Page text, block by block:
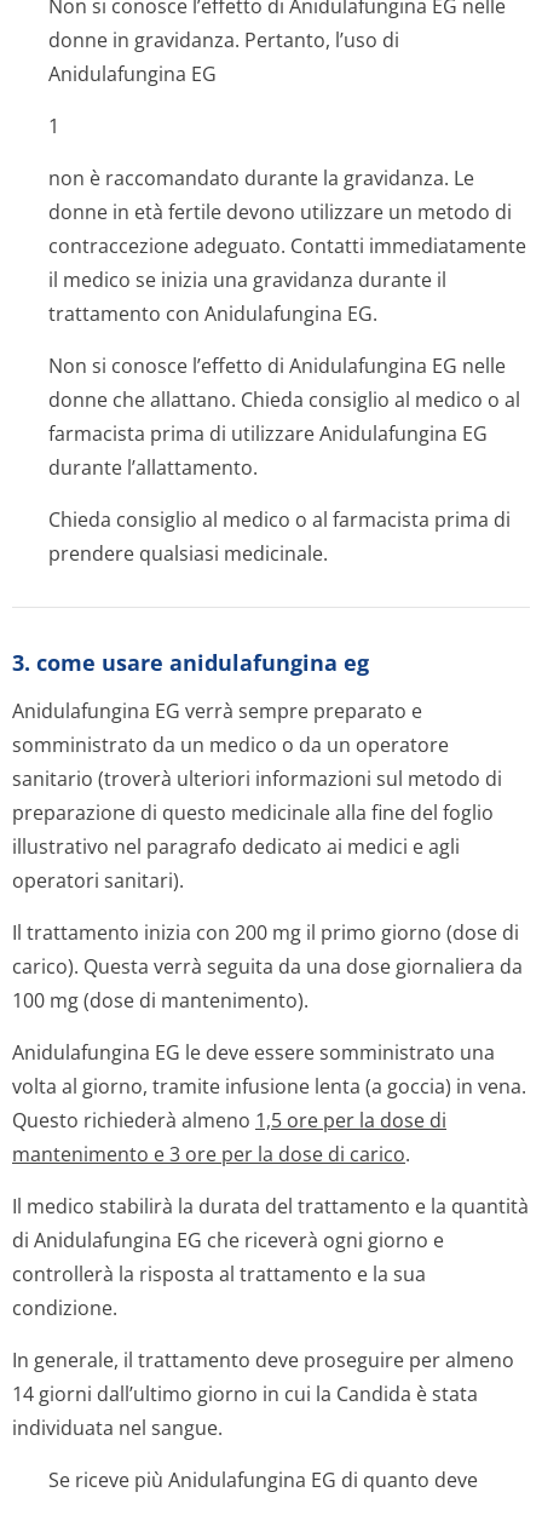
Non si conosce l’effetto di Anidulafungina EG nelle
donne in gravidanza. Pertanto, l’uso di
Anidulafungina EG
1
non è raccomandato durante la gravidanza. Le
donne in età fertile devono utilizzare un metodo di
contraccezione adeguato. Contatti immediatamente
il medico se inizia una gravidanza durante il
trattamento con Anidulafungina EG.
Non si conosce l’effetto di Anidulafungina EG nelle
donne che allattano. Chieda consiglio al medico o al
farmacista prima di utilizzare Anidulafungina EG
durante l’allattamento.
Chieda consiglio al medico o al farmacista prima di
prendere qualsiasi medicinale.
3. come usare anidulafungina eg
Anidulafungina EG verrà sempre preparato e
somministrato da un medico o da un operatore
sanitario (troverà ulteriori informazioni sul metodo di
preparazione di questo medicinale alla fine del foglio
illustrativo nel paragrafo dedicato ai medici e agli
operatori sanitari).
Il trattamento inizia con 200 mg il primo giorno (dose di
carico). Questa verrà seguita da una dose giornaliera da
100 mg (dose di mantenimento).
Anidulafungina EG le deve essere somministrato una
volta al giorno, tramite infusione lenta (a goccia) in vena.
Questo richiederà almeno 1,5 ore per la dose di
mantenimento e 3 ore per la dose di carico.
Il medico stabilirà la durata del trattamento e la quantità
di Anidulafungina EG che riceverà ogni giorno e
controllerà la risposta al trattamento e la sua
condizione.
In generale, il trattamento deve proseguire per almeno
14 giorni dall’ultimo giorno in cui la Candida è stata
individuata nel sangue.
Se riceve più Anidulafungina EG di quanto deve